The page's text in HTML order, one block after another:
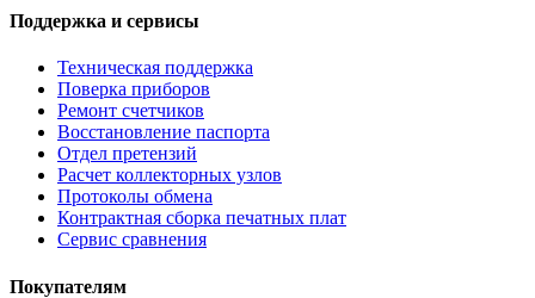
Поддержка и сервисы
Техническая поддержка
Поверка приборов
Ремонт счетчиков
Восстановление паспорта
Отдел претензий
Расчет коллекторных узлов
Протоколы обмена
Контрактная сборка печатных плат
Сервис сравнения
Покупателям